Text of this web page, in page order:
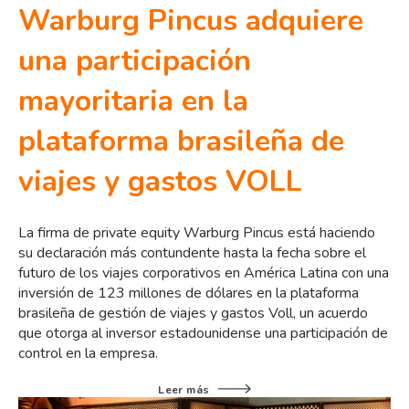
Warburg Pincus adquiere
una participación
mayoritaria en la
plataforma brasileña de
viajes y gastos VOLL
La firma de private equity Warburg Pincus está haciendo
su declaración más contundente hasta la fecha sobre el
futuro de los viajes corporativos en América Latina con una
inversión de 123 millones de dólares en la plataforma
brasileña de gestión de viajes y gastos Voll, un acuerdo
que otorga al inversor estadounidense una participación de
control en la empresa.
Leer más